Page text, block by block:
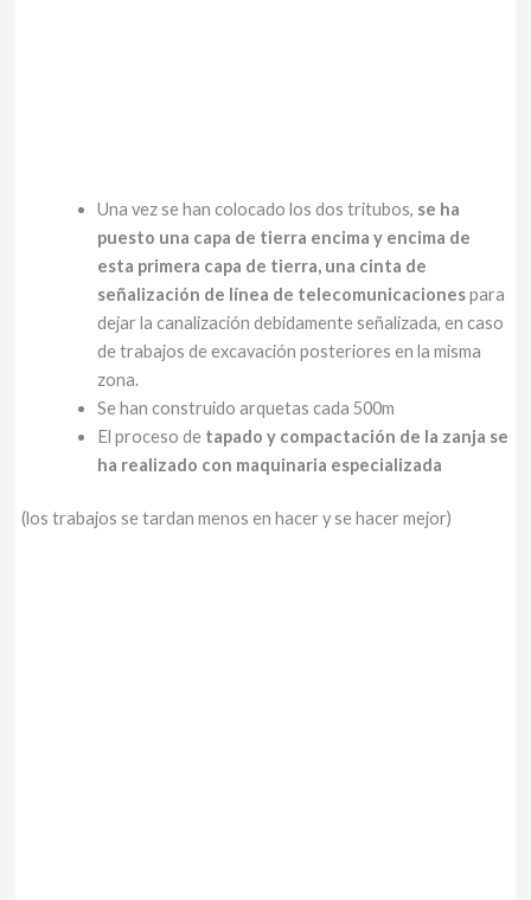
Una vez se han colocado los dos tritubos, se ha
puesto una capa de tierra encima y encima de
esta primera capa de tierra, una cinta de
señalización de línea de telecomunicacionespara
dejar la canalización debidamente señalizada, en caso
de trabajos de excavación posteriores en la misma
zona.
Se han construido arquetas cada 500m
El proceso de tapado y compactación de la zanja se
ha realizado con maquinaria especializada
(los trabajos se tardan menos en hacer y se hacer mejor)